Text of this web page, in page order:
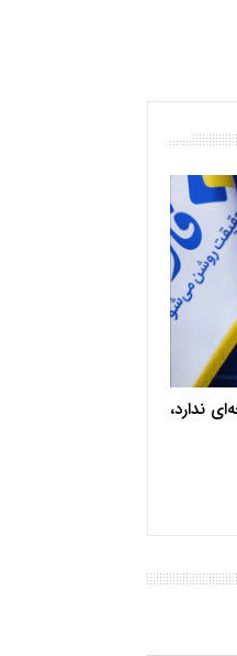
ندارد،